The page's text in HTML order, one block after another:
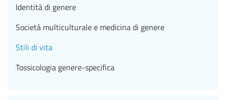
Identità di genere
Società multiculturale e medicina di genere
Stili di vita
Tossicologia genere-specifica